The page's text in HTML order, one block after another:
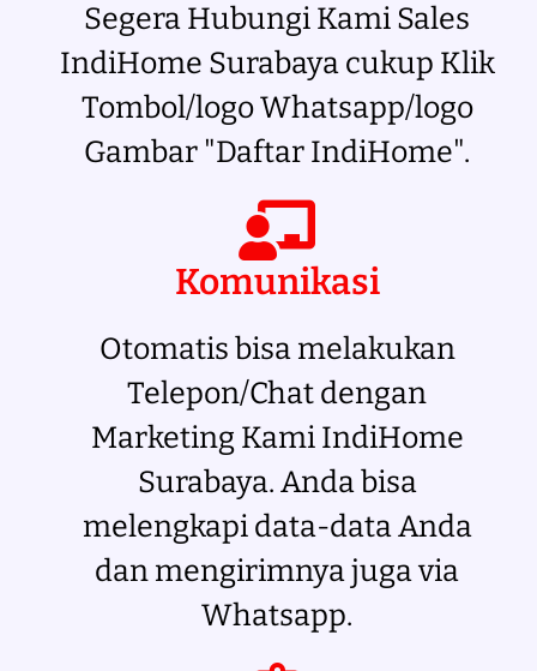
Segera Hubungi Kami Sales
IndiHome Surabaya cukup Klik
Tombol/logo Whatsapp/logo
Gambar "Daftar IndiHome".
Komunikasi
Otomatis bisa melakukan
Telepon/Chat dengan
Marketing Kami IndiHome
Surabaya. Anda bisa
melengkapi data-data Anda
dan mengirimnya juga via
Whatsapp.